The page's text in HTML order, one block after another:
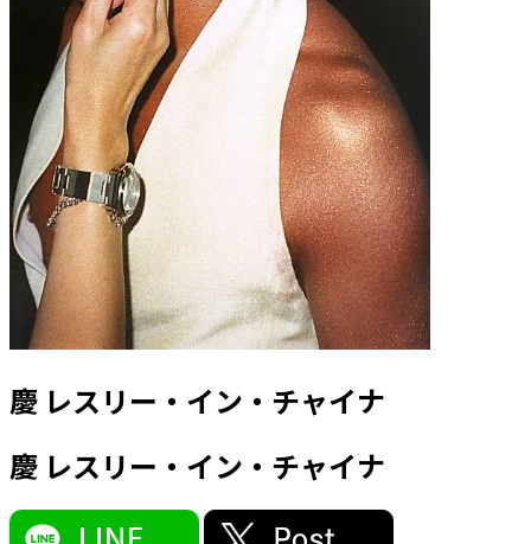
慶 レスリー・イン・チャイナ
慶 レスリー・イン・チャイナ